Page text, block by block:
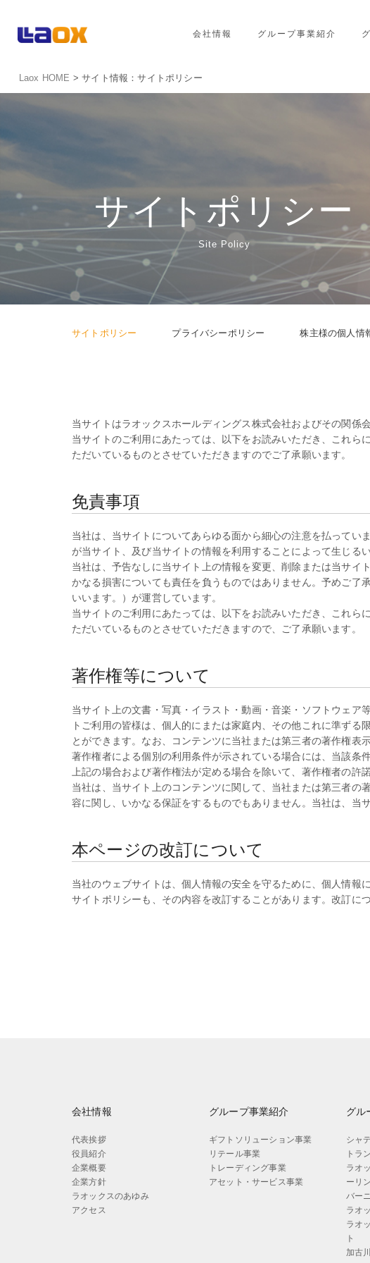
会社情報 グループ事業紹介
Laox HOME > サイト情報：サイトポリシー
サイトポリシー
Site Policy
サイトポリシー プライバシーポリシー 株主様の個人情
当サイトはラオックスホールディングス株式会社およびその関係
当サイトのご利用にあたっては、以下をお読みいただき、これ
ただいているものとさせていただきますのでご了承願います。
免責事項
当社は、当サイトについてあらゆる面から細心の注意を払って
が当サイト、及び当サイトの情報を利用することによって生じる
当社は、予告なしに当サイト上の情報を変更、削除または当サ
かなる損害についても責任を負うものではありません。予めご了
いいます。）が運営しています。
当サイトのご利用にあたっては、以下をお読みいただき、これ
ただいているものとさせていただきますので、ご了承願います。
著作権等について
当サイト上の文書・写真・イラスト・動画・音楽・ソフトウェ
トご利用の皆様は、個人的にまたは家庭内、その他これに準ず
とができます。なお、コンテンツに当社または第三者の著作権
著作権者による個別の利用条件が示されている場合には、当該条
上記の場合および著作権法が定める場合を除いて、著作権者の
当社は、当サイト上のコンテンツに関して、当社または第三者
容に関し、いかなる保証をするものでもありません。当社は、当
本ページの改訂について
当社のウェブサイトは、個人情報の安全を守るために、個人情
サイトポリシーも、その内容を改訂することがあります。改訂に
会社情報
代表挨拶
役員紹介
企業概要
企業方針
ラオックスのあゆみ
アクセス
グループ事業紹介
ギフトソリューション事業
リテール事業
トレーディング事業
アセット・サービス事業
グル
シャ
トラ
ラオ
ーリ
バー
ラオ
ラオ
ト
加古